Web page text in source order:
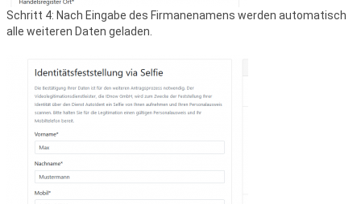
Schritt 4: Nach Eingabe des Firmanenamens werden automatisch
alle weiteren Daten geladen.